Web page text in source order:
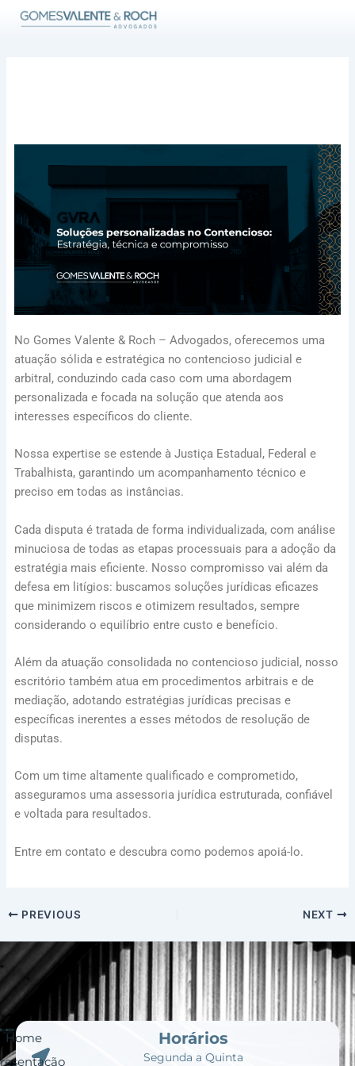
para
No Gomes Valente & Roch – Advogados, oferecemos uma
atuação sólida e estratégica no contencioso judicial e
arbitral, conduzindo cada caso com uma abordagem
personalizada e focada na solução que atenda aos
interesses específicos do cliente.
Nossa expertise se estende à Justiça Estadual, Federal e
Trabalhista, garantindo um acompanhamento técnico e
preciso em todas as instâncias.
Cada disputa é tratada de forma individualizada, com análise
minuciosa de todas as etapas processuais para a adoção da
estratégia mais eficiente. Nosso compromisso vai além da
defesa em litígios: buscamos soluções jurídicas eficazes
que minimizem riscos e otimizem resultados, sempre
considerando o equilíbrio entre custo e benefício.
Além da atuação consolidada no contencioso judicial, nosso
escritório também atua em procedimentos arbitrais e de
mediação, adotando estratégias jurídicas precisas e
específicas inerentes a esses métodos de resolução de
disputas.
Com um time altamente qualificado e comprometido,
asseguramos uma assessoria jurídica estruturada, confiável
e voltada para resultados.
Entre em contato e descubra como podemos apoiá-lo.
PREVIOUS NEXT
Home
Horários
Segunda a Quinta